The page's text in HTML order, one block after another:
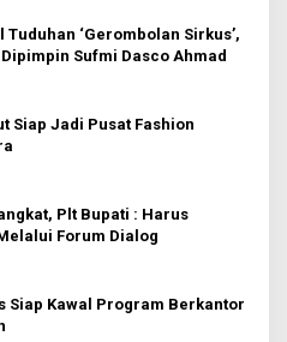
Tuduhan ‘Gerombolan Sirkus’,
Sufmi Dasco Ahmad
Siap Jadi Pusat Fashion
Plt Bupati : Harus
Forum Dialog
Siap Kawal Program Berkantor